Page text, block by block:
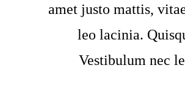
amet justo mattis,
leo lacinia.
Vestibulum nec